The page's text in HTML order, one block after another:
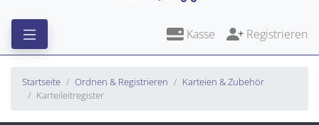
Kasse Registrieren
Startseite Ordnen & Registrieren
Karteien & Zubehör
Karteileitregister